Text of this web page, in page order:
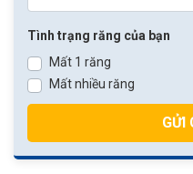
Tình trạng răng của bạn
Mất 1 răng
Mất nhiều răng
GỬI